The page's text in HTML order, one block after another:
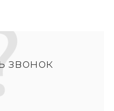
звонок